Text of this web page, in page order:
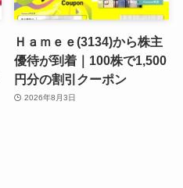
Ｈａｍｅｅ(3134)から株主
優待が到着｜100株で1,500
円分の割引クーポン
2026年8月3日